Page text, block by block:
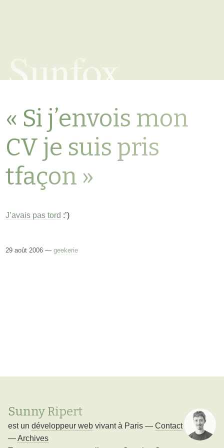
Sunfox
« Si j’envois mon
CV je suis pris
tfaçon »
J’avais pas tord :’)
29 août 2006 —geekerie
Sunny Ripert
est un développeur web vivant à Paris — Contact
—Archives